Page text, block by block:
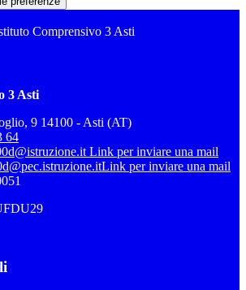
Comprensivo 3 Asti
3 Asti
9 14100 - Asti (AT)
64
Link per inviare una mail
Link per inviare una mail